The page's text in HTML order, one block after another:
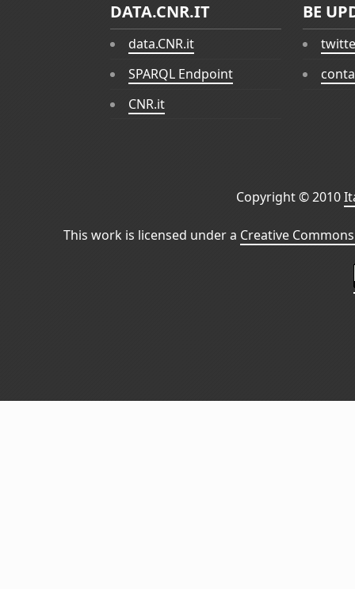
DATA.CNR.IT
data.CNR.it
SPARQL Endpoint
CNR.it
BE
Copyright © 2010
This work is licensed under a Creative